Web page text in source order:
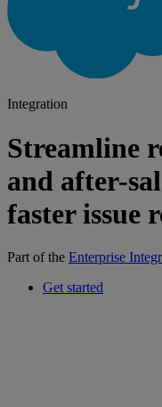
Integration
Streamline
and after-
faster issue
Part of the Enterprise
Get started